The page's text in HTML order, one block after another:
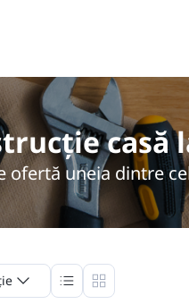
casă
ofertă uneia dintre